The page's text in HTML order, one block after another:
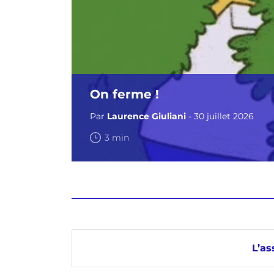
On ferme !
Par Laurence Giuliani - 30 juillet 2026
3 min